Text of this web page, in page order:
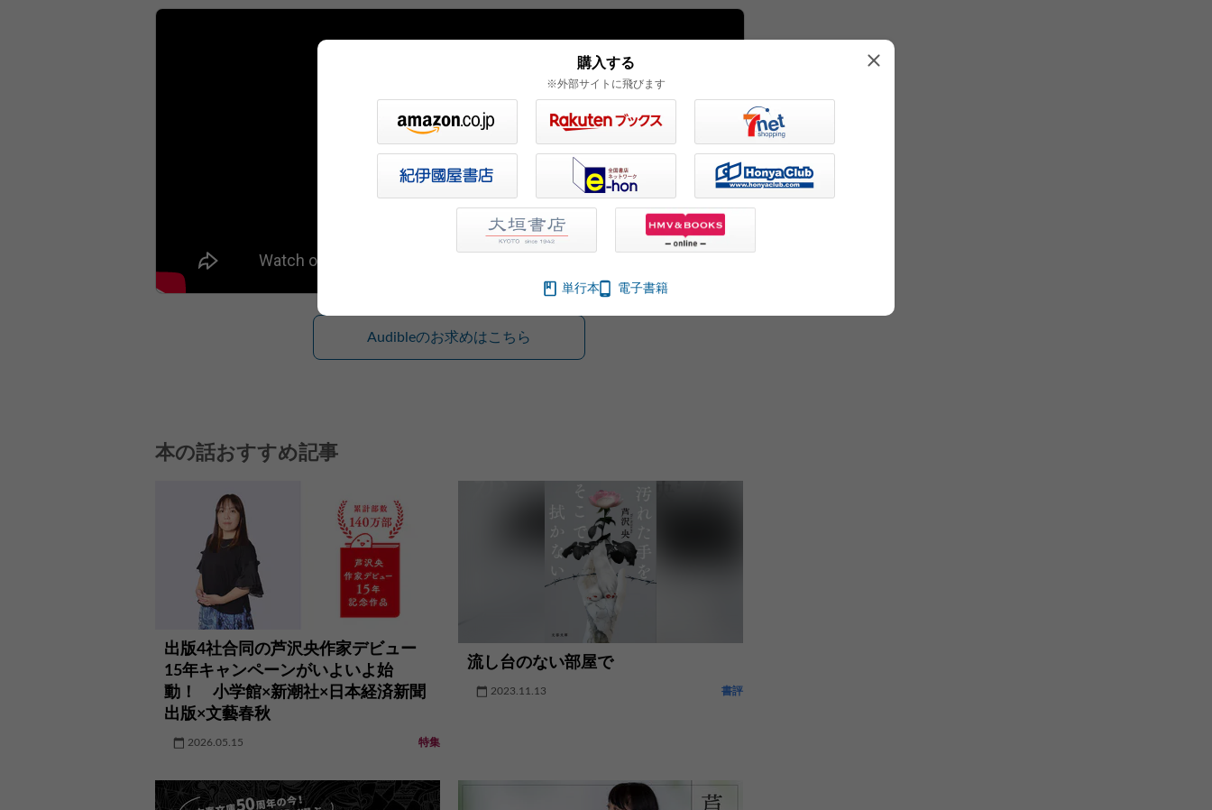
Audibleのお求めはこちら
本の話おすすめ記事
出版4社合同の芦沢央作家デビュー
15年キャンペーンがいよいよ始
動！ 小学館×新潮社×日本経済新聞
出版×文藝春秋
2026.05.15 特集
流し台のない部屋で
2023.11.13 書評
購入する
※外部サイトに飛びます
単行本 電子書籍